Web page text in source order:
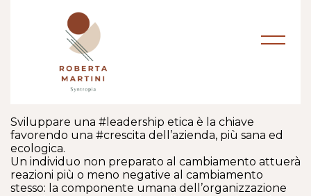
Sviluppare una #leadership etica è la chiave
favorendo una #crescita dell’azienda, più sana ed
ecologica.
Un individuo non preparato al cambiamento attuerà
reazioni più o meno negative al cambiamento
stesso: la componente umana dell’organizzazione